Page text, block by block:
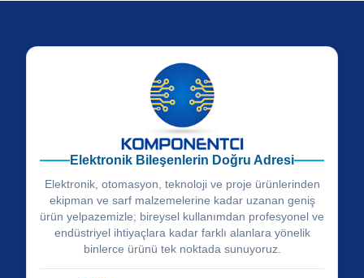
Elektronik Bileşenlerin Doğru Adresi
Elektronik, otomasyon, teknoloji ve proje ürünlerinden
ekipman ve sarf malzemelerine kadar uzanan geniş
ürün yelpazemizle; bireysel kullanımdan profesyonel ve
endüstriyel ihtiyaçlara kadar farklı alanlara yönelik
binlerce ürünü tek noktada sunuyoruz.